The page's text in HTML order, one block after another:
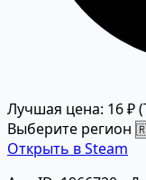
Лучшая цена: 16 ₽
Выберите регион
Открыть в Steam